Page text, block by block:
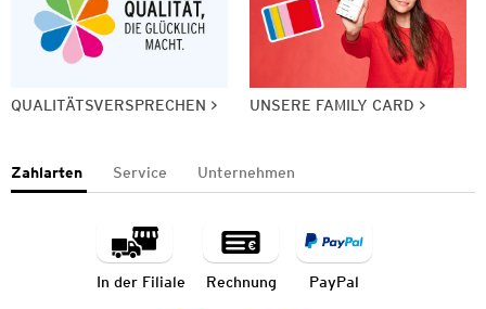
QUALITÄTSVERSPRECHEN UNSERE FAMILY CARD
Zahlarten Service Unternehmen
In der Filiale Rechnung PayPal